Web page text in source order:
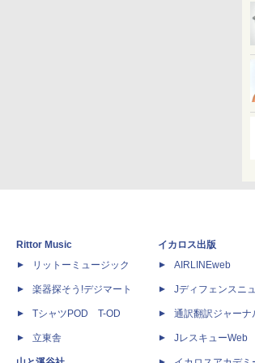
Rittor Music
リットーミュージック
楽器探そう!デジマート
TシャツPOD T-OD
立東舎
イカロス出版
AIRLINEweb
Jディフェンスニ
通訳翻訳ジャーナ
JレスキューWeb